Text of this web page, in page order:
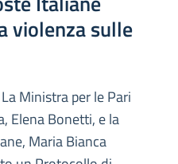
violenza sulle
Ministra per le Pari
Elena Bonetti, e la
Maria Bianca